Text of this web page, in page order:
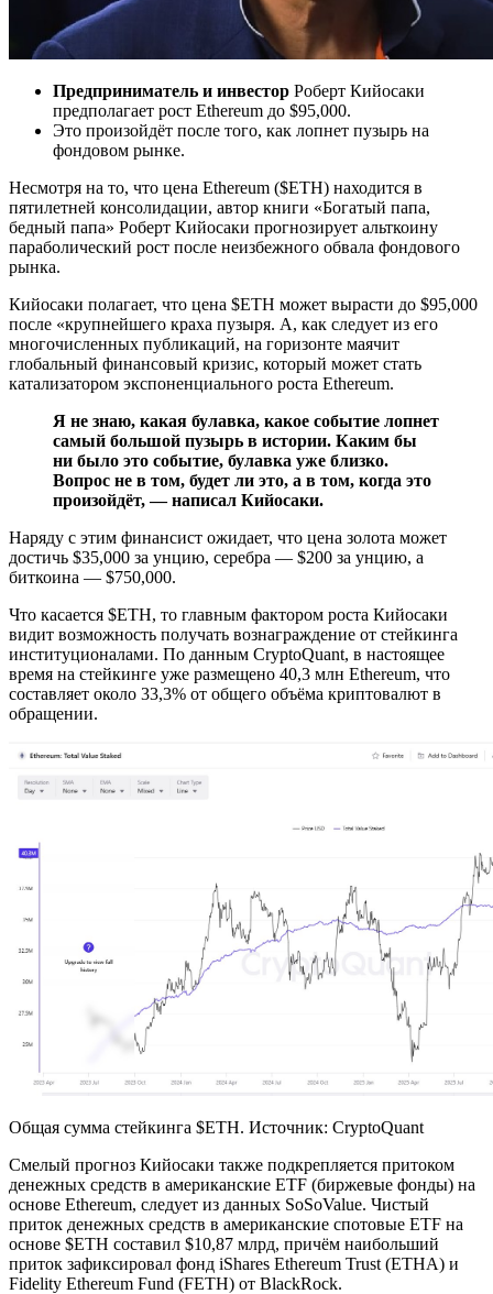
Предприниматель и инвестор Роберт Кийосаки
предполагает рост Ethereum до $95,000.
Это произойдёт после того, как лопнет пузырь на
фондовом рынке.
Несмотря на то, что цена Ethereum ($ETH) находится в
пятилетней консолидации, автор книги «Богатый папа,
бедный папа» Роберт Кийосаки прогнозирует альткоину
параболический рост после неизбежного обвала фондового
рынка.
Кийосаки полагает, что цена $ETH может вырасти до $95,000
после «крупнейшего краха пузыря. А, как следует из его
многочисленных публикаций, на горизонте маячит
глобальный финансовый кризис, который может стать
катализатором экспоненциального роста Ethereum.
Я не знаю, какая булавка, какое событие лопнет
самый большой пузырь в истории. Каким бы
ни было это событие, булавка уже близко.
Вопрос не в том, будет ли это, а в том, когда это
произойдёт, — написал Кийосаки.
Наряду с этим финансист ожидает, что цена золота может
достичь $35,000 за унцию, серебра — $200 за унцию, а
биткоина — $750,000.
Что касается $ETH, то главным фактором роста Кийосаки
видит возможность получать вознаграждение от стейкинга
институционалами. По данным CryptoQuant, в настоящее
время на стейкинге уже размещено 40,3 млн Ethereum, что
составляет около 33,3% от общего объёма криптовалют в
обращении.
Общая сумма стейкинга $ETH. Источник: CryptoQuant
Смелый прогноз Кийосаки также подкрепляется притоком
денежных средств в американские ETF (биржевые фонды) на
основе Ethereum, следует из данных SoSoValue. Чистый
приток денежных средств в американские спотовые ETF на
основе $ETH составил $10,87 млрд, причём наибольший
приток зафиксировал фонд iShares Ethereum Trust (ETHA) и
Fidelity Ethereum Fund (FETH) от BlackRock.